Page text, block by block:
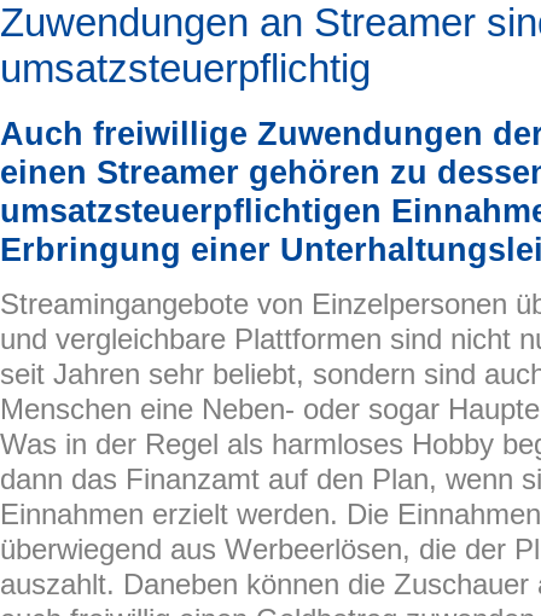
Zuwendungen an Streamer
umsatzsteuerpflichtig
Auch freiwillige Zuwendungen
einen Streamer gehören zu
umsatzsteuerpflichtigen
Erbringung einer
Streamingangebote von Einzelpersonen
und vergleichbare Plattformen sind nicht
seit Jahren sehr beliebt, sondern sind
Menschen eine Neben- oder sogar
Was in der Regel als harmloses Hobby
dann das Finanzamt auf den Plan, wenn
Einnahmen erzielt werden. Die
überwiegend aus Werbeerlösen, die der
auszahlt. Daneben können die